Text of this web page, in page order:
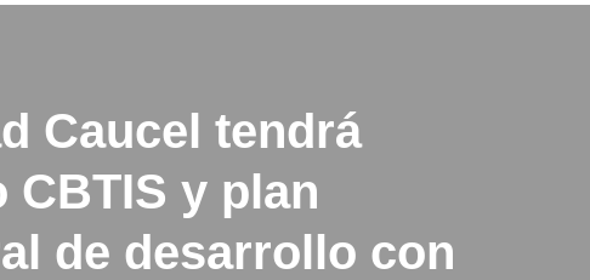
Caucel tendrá
CBTIS y plan
de desarrollo con